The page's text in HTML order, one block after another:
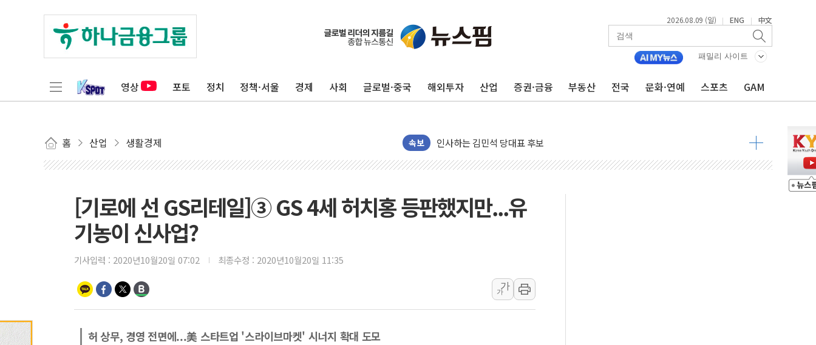
2026.08.09 (일) | ENG | 中文
패밀리 사이트
영상 포토 정치 정책·서울 경제 사회 글로벌·중국 해외투자 산업 증권·금융 부동산 전국 문화·연예 스포츠 GAM
홈 산업 생활경제 속보
포항시 재난예산 40억 긴급 투입…고수온 양식장 복구·지원 '총력'
울진·영덕 '호우특보'-포항 '산사태 주의보'...경북도, 호우 피해·통제구간 없어
인천 합동연설회 나선 송영길·정청래·김민석 당대표 후보
김민석, 2주차 제주·인천 경선서 정청래에 승리...47.75% vs 42.08%
[속보] 민주, 제주·인천 경선 결과 발표...김민석 47.75% 정청래 42.08%
[속보] 민주, 인천 경선 결과 발표...김민석 45.09% 정청래 43.27% 송영길 11.63%
이번주 국내 주요 금융일정(8.10~8.14)
美, 이란전 출구전략 만지작…공습 한계·탄약 부족 현실화
李대통령 "결혼 때문에 손해 보는 일 없게"…'결혼 페널티' 22개 과제 손본다
여수 오동도 인근 해상서 모터보트 전복…1명 사망·1명 실종
[기로에 선 GS리테일]③ GS 4세 허치홍 등판했지만...유
기농이 신사업?
기사입력 : 2020년10월20일 07:02 최종수정 : 2020년10월20일 11:35
가
가
허 상무, 경영 전면에...美 스타트업 '스라이브마켓' 시너지 확대 도모